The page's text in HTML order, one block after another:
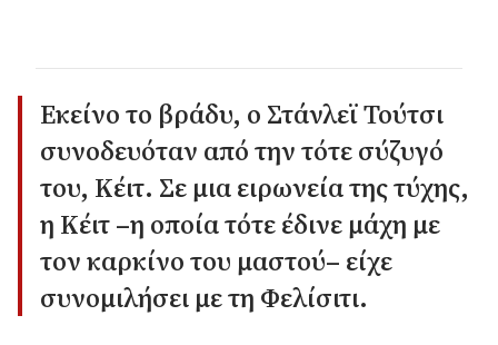
Εκείνο το βράδυ, ο Στάνλεϊ Τούτσι
συνοδευόταν από την τότε σύζυγό
του, Κέιτ. Σε μια ειρωνεία της τύχης,
η Κέιτ –η οποία τότε έδινε μάχη με
τον καρκίνο του μαστού– είχε
συνομιλήσει με τη Φελίσιτι.